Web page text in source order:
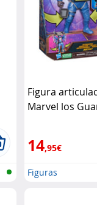
Figura
Marvel los
14,95€
Figuras